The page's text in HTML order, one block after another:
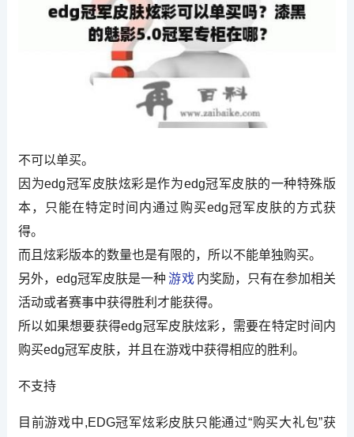
不可以单买。
因为edg冠军皮肤炫彩是作为edg冠军皮肤的一种特殊版
本，只能在特定时间内通过购买edg冠军皮肤的方式获
得。
而且炫彩版本的数量也是有限的，所以不能单独购买。
另外，edg冠军皮肤是一种 游戏 内奖励，只有在参加相关
活动或者赛事中获得胜利才能获得。
所以如果想要获得edg冠军皮肤炫彩，需要在特定时间内
购买edg冠军皮肤，并且在游戏中获得相应的胜利。
不支持
目前游戏中,EDG冠军炫彩皮肤只能通过“购买大礼包”获